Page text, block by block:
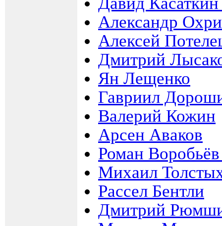
Александр
Алексей
Дмитрий
Ян Лещенко
Гавриил
Валерий Кожин
Арсен Аваков
Роман
Михаил
Рассел Бентли
Дмитрий